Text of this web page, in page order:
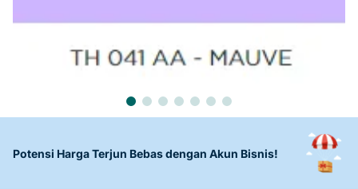
Potensi Harga Terjun Bebas dengan Akun Bisnis!